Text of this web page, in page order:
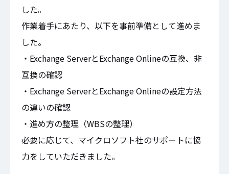
した。
作業着手にあたり、以下を事前準備として進めま
した。
・Exchange ServerとExchange Onlineの互換、非
互換の確認
・Exchange ServerとExchange Onlineの設定方法
の違いの確認
・進め方の整理（WBSの整理）
必要に応じて、マイクロソフト社のサポートに協
力をしていただきました。